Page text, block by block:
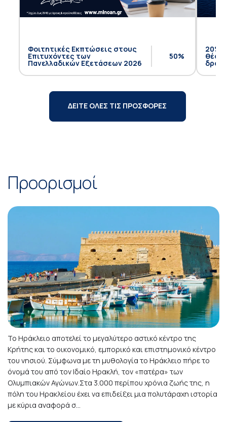
Φοιτητικές Εκπτώσεις στους
Επιτυχόντες των
Πανελλαδικών Εξετάσεων 2026
50%
20%
θέση
ΔΕΙΤΕ ΟΛΕΣ ΤΙΣ ΠΡΟΣΦΟΡΕΣ
Προορισμοί
Το Ηράκλειο αποτελεί το μεγαλύτερο αστικό κέντρο της
Κρήτης και το οικονομικό, εμπορικό και επιστημονικό κέντρο
του νησιού. Σύμφωνα με τη μυθολογία το Ηράκλειο πήρε το
όνομά του από τον Ιδαίο Ηρακλή, τον «πατέρα» των
Ολυμπιακών Αγώνων.Στα 3.000 περίπου χρόνια ζωής της, η
πόλη του Ηρακλείου έχει να επιδείξει μια πολυτάραχη ιστορία
με κύρια αναφορά σ...